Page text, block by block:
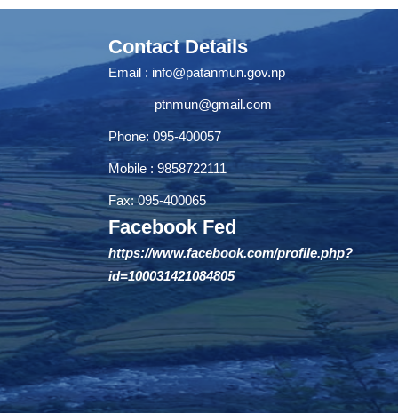
Contact Details
Email : info@patanmun.gov.np
ptnmun@gmail.com
Phone: 095-400057
Mobile : 9858722111
Fax: 095-400065
Facebook Fed
https://www.facebook.com/profile.php?
id=100031421084805